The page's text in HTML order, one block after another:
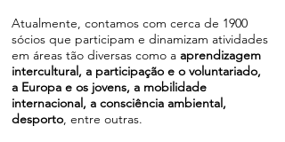
Atualmente, contamos com cerca de 1900
sócios que participam e dinamizam atividades
em áreas tão diversas como a aprendizagem
intercultural, a participação e o voluntariado,
a Europa e os jovens, a mobilidade
internacional, a consciência ambiental,
desporto, entre outras.